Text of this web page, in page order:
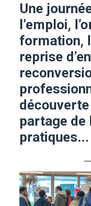
Une
l’emploi,
formation,
reprise
partage de
pratiques...